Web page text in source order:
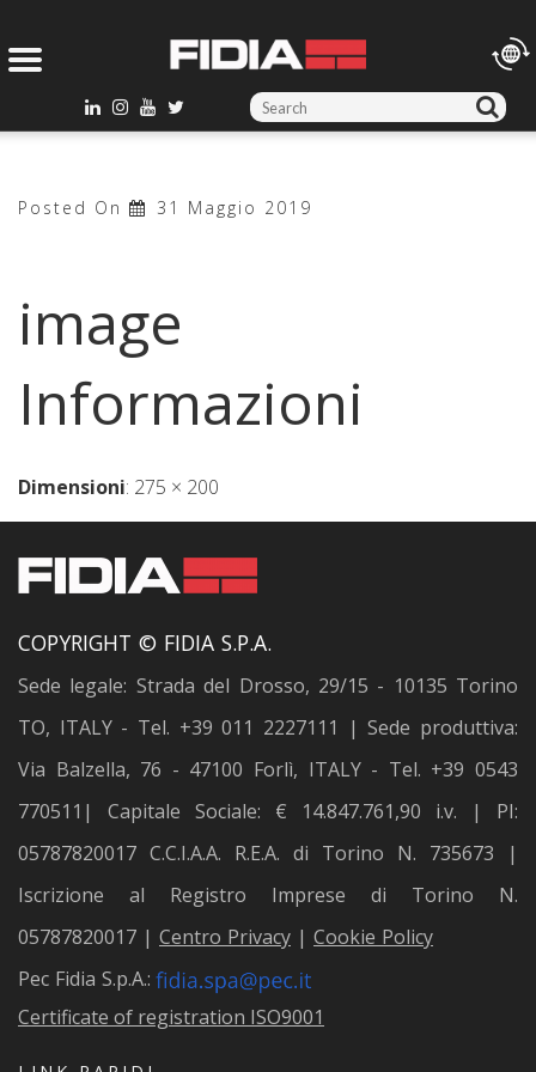
S
e
c
Posted On 31 Maggio 2019
image
Informazioni
Dimensioni: 275 × 200
COPYRIGHT © FIDIA S.P.A.
Sede legale: Strada del Drosso, 29/15 - 10135 Torino
TO, ITALY - Tel. +39 011 2227111 | Sede produttiva:
Via Balzella, 76 - 47100 Forlì, ITALY - Tel. +39 0543
770511| Capitale Sociale: € 14.847.761,90 i.v. | PI:
05787820017 C.C.I.A.A. R.E.A. di Torino N. 735673 |
Iscrizione al Registro Imprese di Torino N.
05787820017 | Centro Privacy | Cookie Policy
Pec Fidia S.p.A.:
Certificate of registration ISO9001